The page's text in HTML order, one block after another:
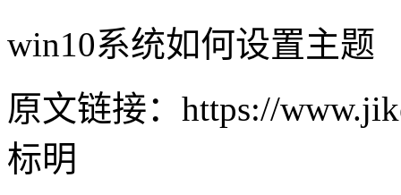
win10系统如何设置主题
原文链接：https://
标明